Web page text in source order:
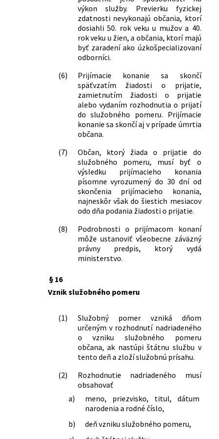
výkon služby. Previerku fyzickej
zdatnosti nevykonajú občania, ktorí
dosiahli 50. rok veku u mužov a 40.
rok veku u žien, a občania, ktorí majú
byť zaradení ako úzkošpecializovaní
odborníci.
(6)
Prijímacie konanie sa skončí
späťvzatím žiadosti o prijatie,
zamietnutím žiadosti o prijatie
alebo vydaním rozhodnutia o prijatí
do služobného pomeru. Prijímacie
konanie sa skončí aj v prípade úmrtia
občana.
(7)
Občan, ktorý žiada o prijatie do
služobného pomeru, musí byť o
výsledku prijímacieho konania
písomne vyrozumený do 30 dní od
skončenia prijímacieho konania,
najneskôr však do šiestich mesiacov
odo dňa podania žiadosti o prijatie.
(8)
Podrobnosti o prijímacom konaní
môže ustanoviť všeobecne záväzný
právny predpis, ktorý vydá
ministerstvo.
§ 16
Vznik služobného pomeru
(1)
Služobný pomer vzniká dňom
určeným v rozhodnutí nadriadeného
o vzniku služobného pomeru
občana, ak nastúpi štátnu službu v
tento deň a zloží služobnú prísahu.
(2)
Rozhodnutie nadriadeného musí
obsahovať
a)
meno, priezvisko, titul, dátum
narodenia a rodné číslo,
b)
deň vzniku služobného pomeru,